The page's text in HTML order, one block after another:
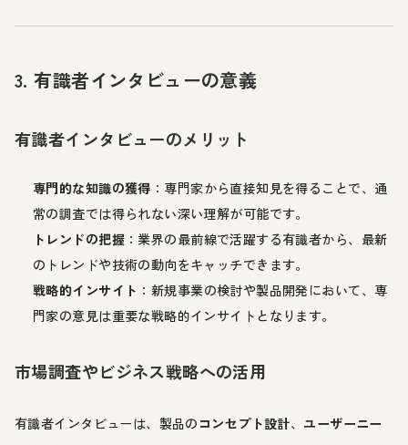
3. 有識者インタビューの意義
有識者インタビューのメリット
専門的な知識の獲得 ：専門家から直接知見を得ることで、通
常の調査では得られない深い理解が可能です。
トレンドの把握：業界の最前線で活躍する有識者から、最新
のトレンドや技術の動向をキャッチできます。
戦略的インサイト ：新規事業の検討や製品開発において、専
門家の意見は重要な戦略的インサイトとなります。
市場調査やビジネス戦略への活用
有識者インタビューは、製品の コンセプト設計、 ユーザーニー